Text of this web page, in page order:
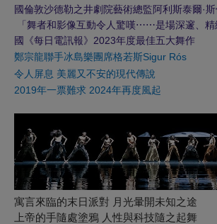
國倫敦沙德勒之井劇院藝術總監阿利斯泰爾·
「舞者和影像互動令人驚嘆⋯⋯是場深邃、精
國《每日電訊報》2023年度最佳五大舞作
鄭宗龍聯手冰島樂團席格若斯Sigur Rós
令人屏息 美麗又不安的現代傳說
2019年一票難求 2024年再度風起
寓言來臨的末日派對 月光暈開未知之途
上帝的手隨處塗鴉 人性與科技隨之起舞